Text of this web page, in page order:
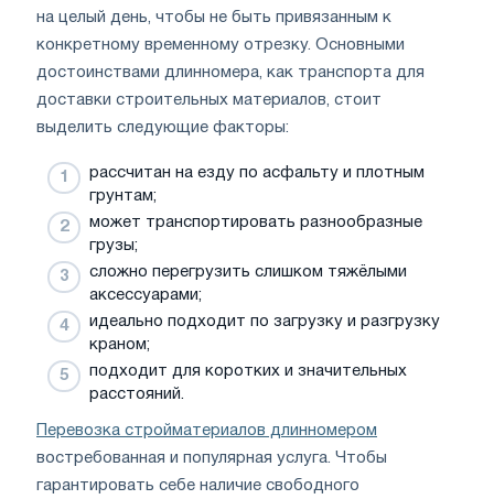
на целый день, чтобы не быть привязанным к
конкретному временному отрезку. Основными
достоинствами длинномера, как транспорта для
доставки строительных материалов, стоит
выделить следующие факторы:
рассчитан на езду по асфальту и плотным
грунтам;
может транспортировать разнообразные
грузы;
сложно перегрузить слишком тяжёлыми
аксессуарами;
идеально подходит по загрузку и разгрузку
краном;
подходит для коротких и значительных
расстояний.
Перевозка стройматериалов длинномером
востребованная и популярная услуга. Чтобы
гарантировать себе наличие свободного